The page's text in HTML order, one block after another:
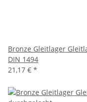
Bronze Gleitlager
DIN 1494
21,17 € *